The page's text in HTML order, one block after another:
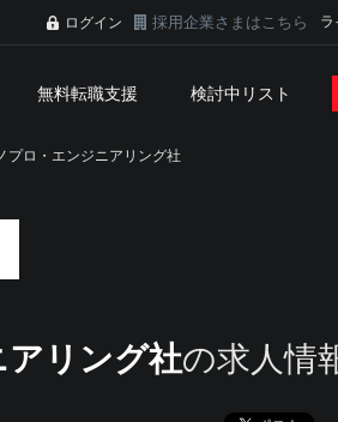
ログイン 採用企業さまはこちら ラ
無料転職支援 検討中リスト
プロ・エンジニアリング社
リング社の求人情